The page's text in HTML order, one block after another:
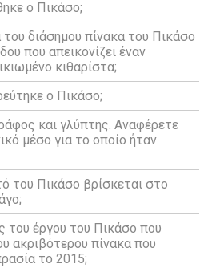
ο Πικάσο;
του διάσημου πίνακα του Πικάσο
που απεικονίζει έναν
κιθαρίστα;
ο Πικάσο;
και γλύπτης. Αναφέρετε
μέσο για το οποίο ήταν
του Πικάσο βρίσκεται στο
του έργου του Πικάσο που
ακριβότερου πίνακα που
το 2015;